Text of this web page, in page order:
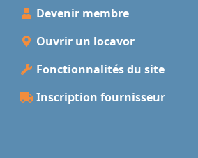
Devenir membre
Ouvrir un locavor
Fonctionnalités du site
Inscription fournisseur